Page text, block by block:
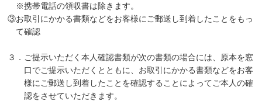
※携帯電話の領収書は除きます。
③お取引にかかる書類などをお客様にご郵送し到着したことをもっ
て確認
３．ご提示いただく本人確認書類が次の書類の場合には、原本を窓
口でご提示いただくとともに、お取引にかかる書類などをお客
様にご郵送し到着したことを確認することによってご本人の確
認をさせていただきます。